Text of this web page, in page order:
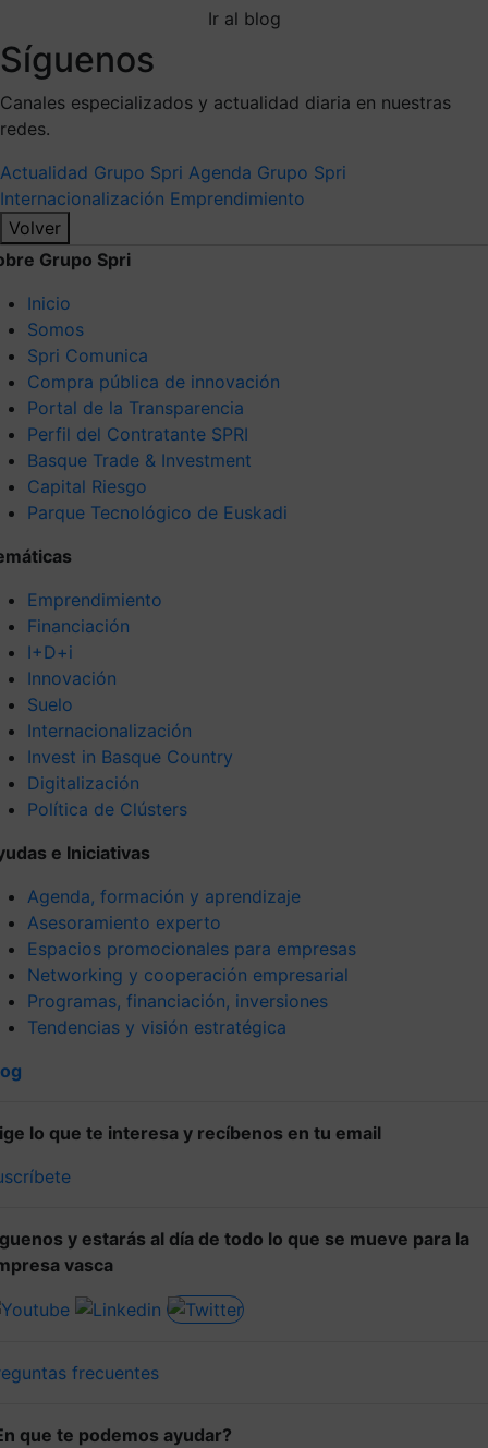
Ir al blog
Síguenos
Canales especializados y actualidad diaria en nuestras
redes.
Actualidad Grupo Spri Agenda Grupo Spri
Internacionalización Emprendimiento
Volver
Grupo Spri
Inicio
Somos
Spri Comunica
Compra pública de innovación
Portal de la Transparencia
Perfil del Contratante SPRI
Basque Trade & Investment
Capital Riesgo
Parque Tecnológico de Euskadi
Emprendimiento
Financiación
I+D+i
Innovación
Suelo
Internacionalización
Invest in Basque Country
Digitalización
Política de Clústers
e Iniciativas
Agenda, formación y aprendizaje
Asesoramiento experto
Espacios promocionales para empresas
Networking y cooperación empresarial
Programas, financiación, inversiones
Tendencias y visión estratégica
lo que te interesa y recíbenos en tu email
y estarás al día de todo lo que se mueve para la
vasca
frecuentes
que te podemos ayudar?